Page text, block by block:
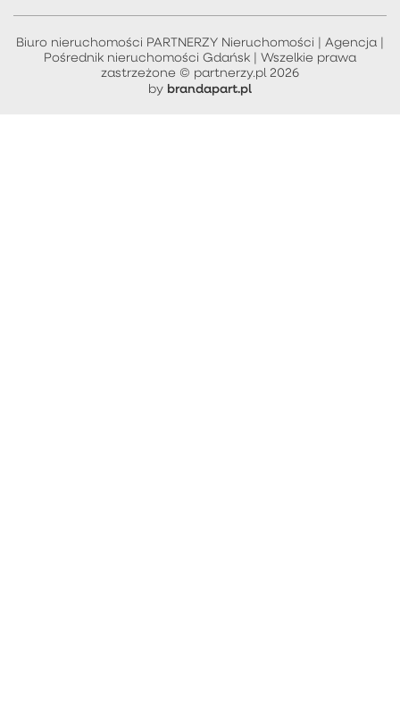
Biuro nieruchomości PARTNERZY Nieruchomości | Agencja |
Pośrednik nieruchomości Gdańsk | Wszelkie prawa
zastrzeżone © partnerzy.pl 2026
by brandapart.pl